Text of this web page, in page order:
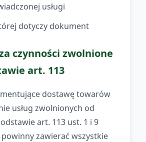
usługi
dotyczy dokument
czynności zwolnione
art. 113
dostawę towarów
usług zwolnionych od
art. 113 ust. 1 i 9
powinny zawierać wszystkie